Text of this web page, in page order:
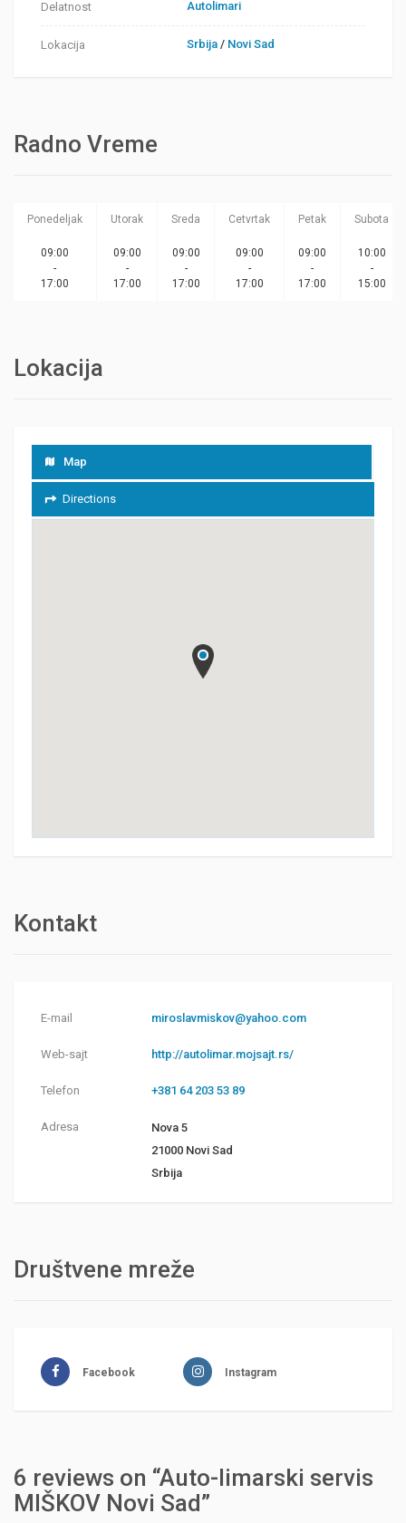
Delatnost Autolimari
Lokacija Srbija / Novi Sad
Radno Vreme
Ponedeljak Utorak Sreda Cetvrtak Petak Subota
09:00
-
17:00
09:00
-
17:00
09:00
-
17:00
09:00
-
17:00
09:00
-
17:00
10:00
-
15:00
Lokacija
Map
Directions
Kontakt
E-mail miroslavmiskov@yahoo.com
Web-sajt http://autolimar.mojsajt.rs/
Telefon +381 64 203 53 89
Adresa
Nova 5
21000 Novi Sad
Srbija
Društvene mreže
Facebook Instagram
6 reviews on “Auto-limarski servis
MIŠKOV Novi Sad”